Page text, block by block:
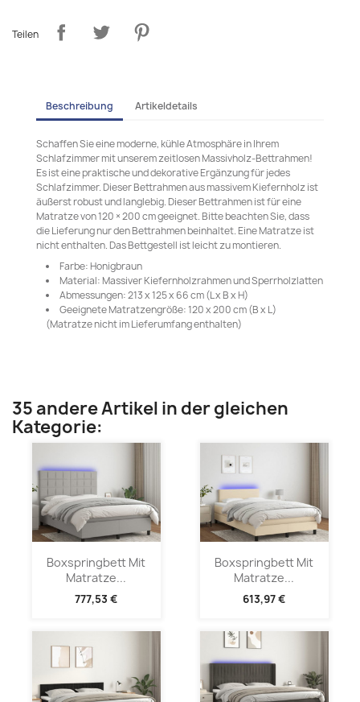
Teilen
Beschreibung Artikeldetails
Schaffen Sie eine moderne, kühle Atmosphäre in Ihrem
Schlafzimmer mit unserem zeitlosen Massivholz-Bettrahmen!
Es ist eine praktische und dekorative Ergänzung für jedes
Schlafzimmer. Dieser Bettrahmen aus massivem Kiefernholz ist
äußerst robust und langlebig. Dieser Bettrahmen ist für eine
Matratze von 120 × 200 cm geeignet. Bitte beachten Sie, dass
die Lieferung nur den Bettrahmen beinhaltet. Eine Matratze ist
nicht enthalten. Das Bettgestell ist leicht zu montieren.
Farbe: Honigbraun
Material: Massiver Kiefernholzrahmen und Sperrholzlatten
Abmessungen: 213 x 125 x 66 cm (L x B x H)
Geeignete Matratzengröße: 120 x 200 cm (B x L)
(Matratze nicht im Lieferumfang enthalten)
35 andere Artikel in der gleichen
Kategorie:
Boxspringbett Mit
Matratze...
777,53 €
Boxspringbett Mit
Matratze...
613,97 €